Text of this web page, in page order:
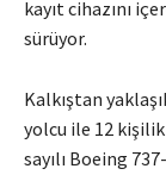
kayıt cihazını
sürüyor.
Kalkıştan
yolcu ile 12
sayılı Boeing